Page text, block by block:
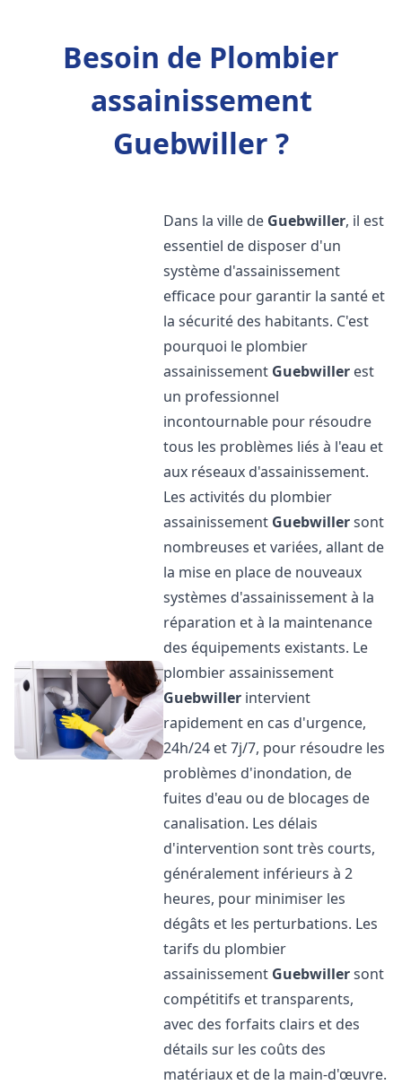
Besoin de Plombier
assainissement
Guebwiller ?
Dans la ville de Guebwiller, il est
essentiel de disposer d'un
système d'assainissement
efficace pour garantir la santé et
la sécurité des habitants. C'est
pourquoi le plombier
assainissement Guebwiller est
un professionnel
incontournable pour résoudre
tous les problèmes liés à l'eau et
aux réseaux d'assainissement.
Les activités du plombier
assainissement Guebwillersont
nombreuses et variées, allant de
la mise en place de nouveaux
systèmes d'assainissement à la
réparation et à la maintenance
des équipements existants. Le
plombier assainissement
Guebwiller intervient
rapidement en cas d'urgence,
24h/24 et 7j/7, pour résoudre les
problèmes d'inondation, de
fuites d'eau ou de blocages de
canalisation. Les délais
d'intervention sont très courts,
généralement inférieurs à 2
heures, pour minimiser les
dégâts et les perturbations. Les
tarifs du plombier
assainissement Guebwillersont
compétitifs et transparents,
avec des forfaits clairs et des
détails sur les coûts des
matériaux et de la main-d'œuvre.